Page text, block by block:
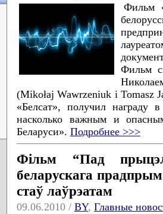
Фильм
Фильм
(Mikołaj Wawrzeniuk i Tomasz
«Белсат», получил награду
насколько важным и
Беларуси». Подробнее >>>
Фільм “Пад
беларускага
стаў лаўрэатам
09.06.2010 / BY, Главные